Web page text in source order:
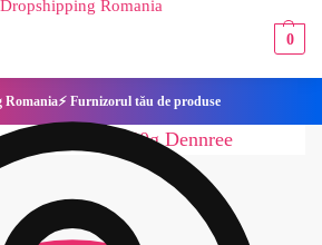
0
Furnizorul tău de produse